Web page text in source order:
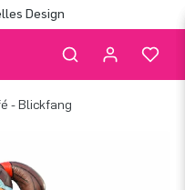
Design
- Blickfang